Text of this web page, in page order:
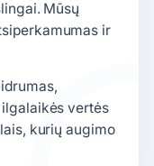
Mūsų
ir
vertės
kurių augimo